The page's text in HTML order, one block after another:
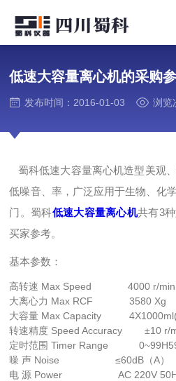
低速大容量离心机的采购
发布时间：2016-01-03 浏览
蜀科低速大容量离心机造型美观
低噪音、率，广泛应用于生物、化
门。蜀科低速大容量离心机共有3
买家参考。
基本参数：
高转速 Max Speed 4000 r/min
大离心力 Max RCF 3580 Xg
大容量 Max Capacity
转速精度 Speed Accuracy ±10 r/
定时范围 Timer Range 0~99H59
噪 声 Noise ≤60dB（A）
电 源 Power AC 220V